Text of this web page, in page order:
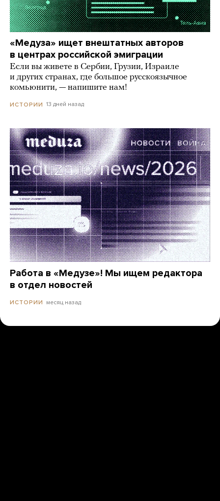
«Медуза» ищет внештатных авторов
в центрах российской эмиграции
Если вы живете в Сербии, Грузии, Израиле
и других странах, где большое русскоязычное
комьюнити, — напишите нам!
ИСТОРИИ 13 дней назад
Работа в «Медузе»! Мы ищем редактора
в отдел новостей
ИСТОРИИ месяц назад